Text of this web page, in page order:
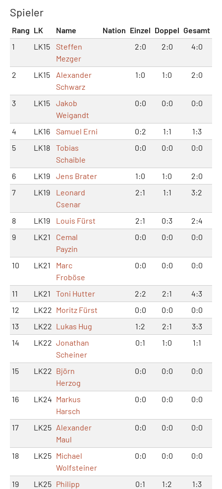
Spieler
Rang LK Name Nation Einzel Doppel Gesamt
1
LK15
Steffen
Mezger
2:0 2:0 4:0
2 LK15
Alexander
Schwarz
1:0 1:0 2:0
3 LK15
Jakob
Weigandt
0:0 0:0 0:0
4 LK16 Samuel Erni 0:2 1:1
1:3
5
LK18
Tobias
Schaible
0:0 0:0 0:0
6 LK19 Jens Brater 1:0 1:0
2:0
7
LK19
Leonard
Csenar
2:1 1:1 3:2
8 LK19 Louis Fürst 2:1 0:3
2:4
9
LK21
Cemal
Payzin
0:0 0:0 0:0
10 LK21
Marc
Froböse
0:0 0:0 0:0
11 LK21 Toni Hutter 2:2 2:1
4:3
12
LK22 Moritz Fürst 0:0 0:0
0:0
13
LK22 Lukas Hug 1:2 2:1
3:3
14
LK22 Jonathan
Scheiner
0:1 1:0 1:1
15 LK22 Björn
Herzog
0:0 0:0 0:0
16 LK24 Markus
Harsch
0:0 0:0 0:0
17 LK25 Alexander
Maul
0:0 0:0 0:0
18 LK25 Michael
Wolfsteiner
0:0 0:0 0:0
19 LK25 Philipp
0:1 1:2 1:3